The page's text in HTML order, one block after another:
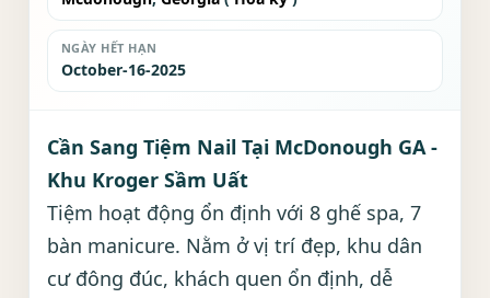
NGÀY HẾT HẠN
October-16-2025
Cần Sang Tiệm Nail Tại McDonough GA -
Khu Kroger Sầm Uất
Tiệm hoạt động ổn định với 8 ghế spa, 7
bàn manicure. Nằm ở vị trí đẹp, khu dân
cư đông đúc, khách quen ổn định, dễ